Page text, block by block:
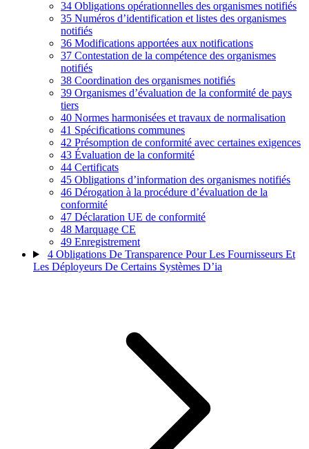
34 Obligations opérationnelles des organismes notifiés
35 Numéros d’identification et listes des organismes
notifiés
36 Modifications apportées aux notifications
37 Contestation de la compétence des organismes
notifiés
38 Coordination des organismes notifiés
39 Organismes d’évaluation de la conformité de pays
tiers
40 Normes harmonisées et travaux de normalisation
41 Spécifications communes
42 Présomption de conformité avec certaines exigences
43 Évaluation de la conformité
44 Certificats
45 Obligations d’information des organismes notifiés
46 Dérogation à la procédure d’évaluation de la
conformité
47 Déclaration UE de conformité
48 Marquage CE
49 Enregistrement
4 Obligations De Transparence Pour Les Fournisseurs Et
Les Déployeurs De Certains Systèmes D’ia